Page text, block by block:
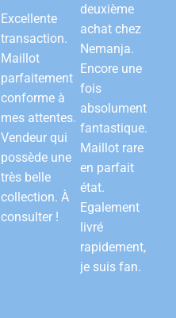
Excellente
transaction.
Maillot
parfaitement
conforme à
mes attentes.
Vendeur qui
possède une
très belle
collection. À
consulter !
deuxième
achat chez
Nemanja.
Encore une
fois
absolument
fantastique.
Maillot rare
en parfait
état.
Egalement
livré
rapidement,
je suis fan.